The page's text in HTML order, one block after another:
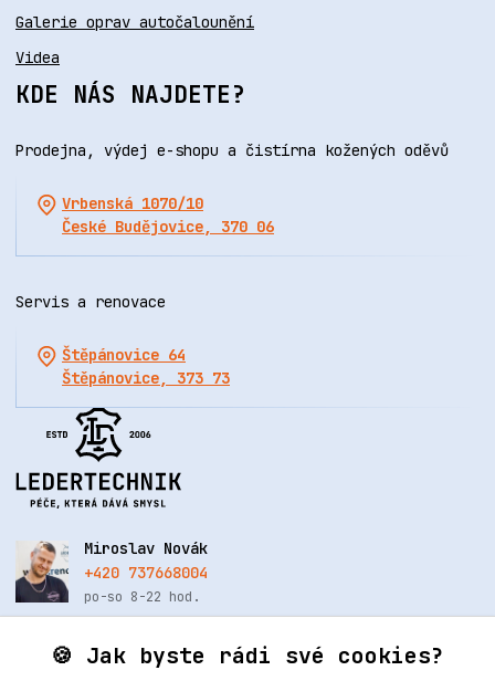
Galerie oprav autočalounění
Videa
KDE NÁS NAJDETE?
Prodejna, výdej e-shopu a čistírna kožených oděvů
Vrbenská 1070/10
České Budějovice, 370 06
Servis a renovace
Štěpánovice 64
Štěpánovice, 373 73
Miroslav Novák
+420 737668004
po-so 8-22 hod.
info@renovacekuze.cz
🍪 Jak byste rádi své cookies?